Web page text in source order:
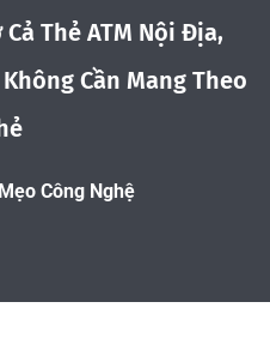
Thẻ ATM Nội Địa,
Cần Mang Theo
Mẹo Công Nghệ